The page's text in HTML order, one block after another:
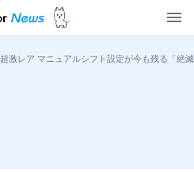
超激レア マニュアルシフト設定が今も残る「絶